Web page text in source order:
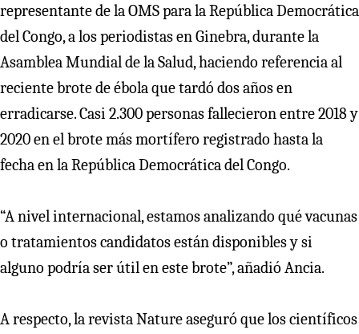
representante de la OMS para la República Democrática
del Congo, a los periodistas en Ginebra, durante la
Asamblea Mundial de la Salud, haciendo referencia al
reciente brote de ébola que tardó dos años en
erradicarse. Casi 2.300 personas fallecieron entre 2018 y
2020 en el brote más mortífero registrado hasta la
fecha en la República Democrática del Congo.
“A nivel internacional, estamos analizando qué vacunas
o tratamientos candidatos están disponibles y si
alguno podría ser útil en este brote”, añadió Ancia.
A respecto, la revista Nature aseguró que los científicos